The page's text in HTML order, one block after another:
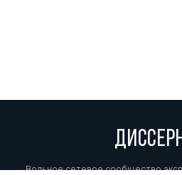
Вольное сетевое сообщество